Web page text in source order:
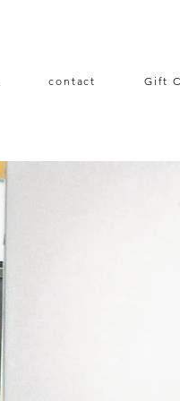
contact Gift